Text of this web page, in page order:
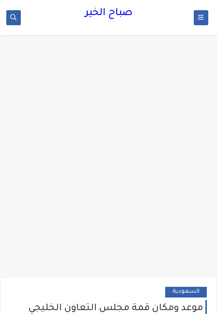
صباح الخير
السعودية
موعد ومكان قمة مجلس التعاون الخليجي